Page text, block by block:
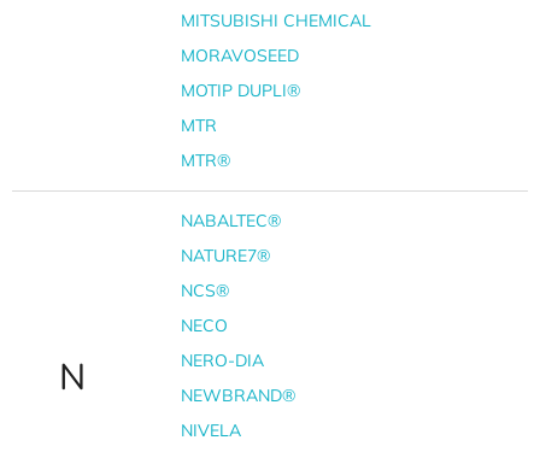
MITSUBISHI CHEMICAL
MORAVOSEED
MOTIP DUPLI®
MTR
MTR®
N
NABALTEC®
NATURE7®
NCS®
NECO
NERO-DIA
NEWBRAND®
NIVELA